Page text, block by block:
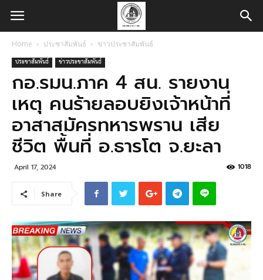
Home ประชาสัมพันธ์ ข่าวประชาสัมพันธ์
ประชาสัมพันธ์ ข่าวประชาสัมพันธ์
กอ.รมน.ภาค 4 สน. รายงาน
เหตุ คนร้ายลอบยิงเจ้าหน้าที่
อาสาสมัครทหารพราน เสีย
ชีวิต พื้นที่ อ.ธารโต จ.ยะลา
April 17, 2024 1018
Share